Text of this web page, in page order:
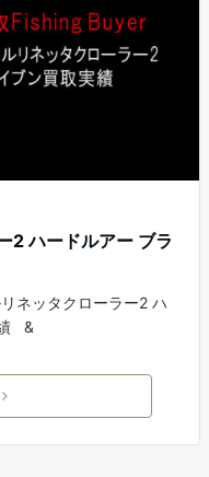
2 ハードルアー ブラ
ネッタクローラー2 ハ
&